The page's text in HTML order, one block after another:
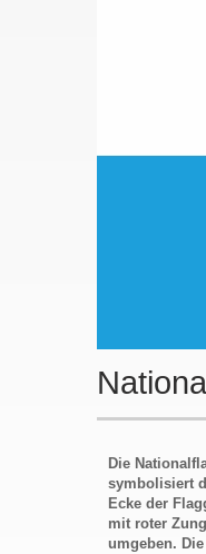
Die
symbolisiert
Ecke der
mit roter
umgeben.